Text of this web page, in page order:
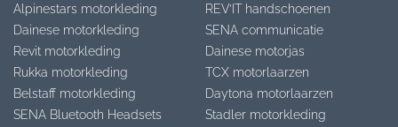
Alpinestars motorkleding
Dainese motorkleding
Revit motorkleding
Rukka motorkleding
Belstaff motorkleding
SENA Bluetooth Headsets
REV’IT handschoenen
SENA communicatie
Dainese motorjas
TCX motorlaarzen
Daytona motorlaarzen
Stadler motorkleding